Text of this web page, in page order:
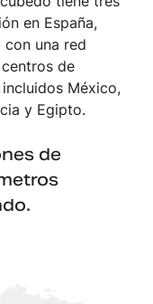
en España,
con una red
de
México,
y Egipto.
de